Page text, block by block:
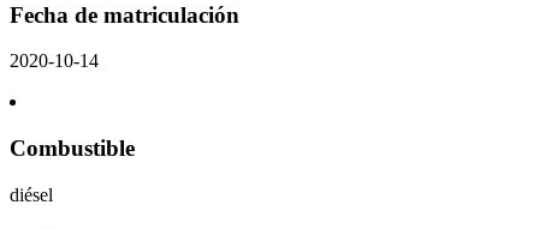
Fecha de matriculación
2020-10-14
Combustible
diésel